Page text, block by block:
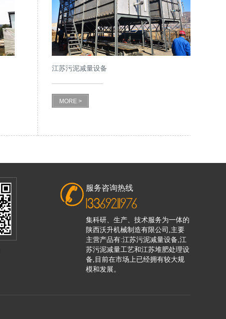
江苏污泥减量设备
MORE >
服务咨询热线
13369211976
集科研、生产、技术服务为一体的
陕西沃升机械制造有限公司,主要
主营产品有:江苏污泥减量设备,江
苏污泥减量工艺和江苏堆肥处理设
备,目前在市场上已经拥有较大规
模和发展。